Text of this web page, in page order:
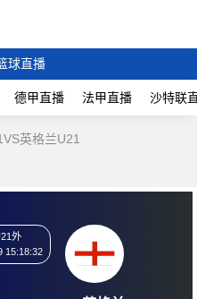
球直播
德甲直播 法甲直播 沙特联
英格兰U21